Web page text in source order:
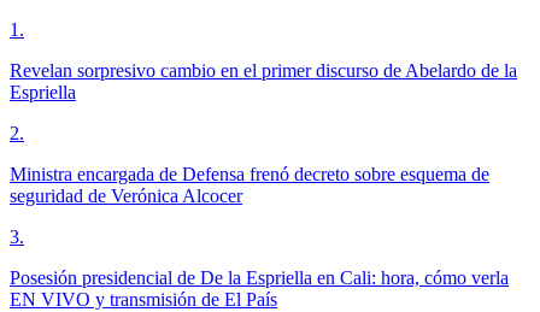
1 .
Revelan sorpresivo cambio en el primer discurso de Abelardo de la
Espriella
2.
Ministra encargada de Defensa frenó decreto sobre esquema de
seguridad de Verónica Alcocer
3.
Posesión presidencial de De la Espriella en Cali: hora, cómo verla
EN VIVO y transmisión de El País